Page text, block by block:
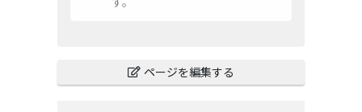
ページを編集する